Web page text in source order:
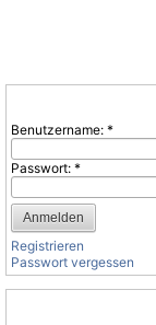
Benutzername: *
Passwort: *
Registrieren
Passwort vergessen